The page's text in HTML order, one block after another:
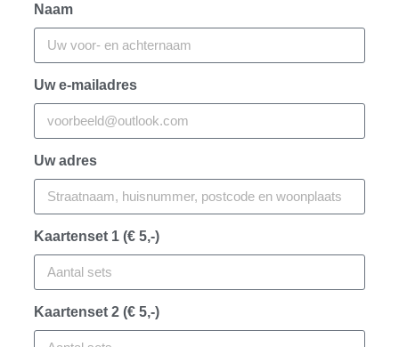
Naam
Uw e-mailadres
Uw adres
Kaartenset 1 (€ 5,-)
Kaartenset 2 (€ 5,-)